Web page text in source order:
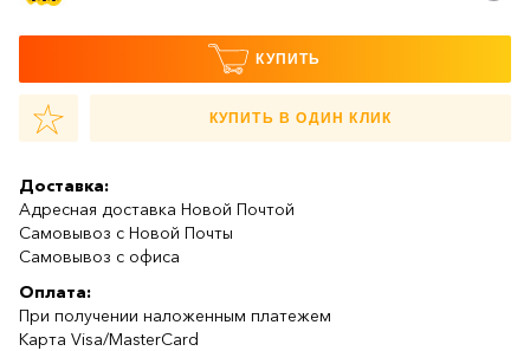
КУПИТЬ
КУПИТЬ В ОДИН КЛИК
Доставка:
Адресная доставка Новой Почтой
Самовывоз с Новой Почты
Самовывоз с офиса
Оплата:
При получении наложенным платежем
Карта Visa/MasterCard